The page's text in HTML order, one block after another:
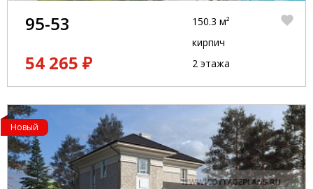
95-53
54 265 ₽
150.3 м²
кирпич
2 этажа
Новый